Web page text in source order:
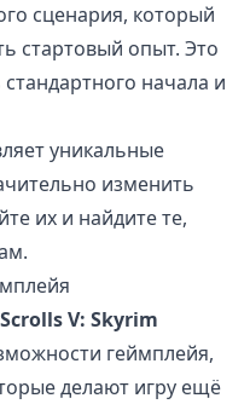
сценария, который
стартовый опыт. Это
начала и
уникальные
изменить
их и найдите те,
V: Skyrim
геймплейя,
делают игру ещё